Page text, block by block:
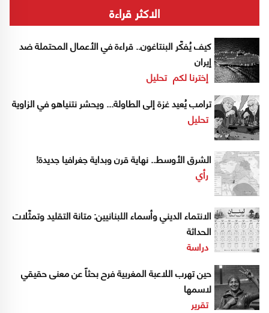
الاكثر قراءة
كيف يُفكّر البنتاغون.. قراءة في الأعمال المحتملة ضد
إيران
إخترنا لكم تحليل
ترامب يُعيد غزة إلى الطاولة... ويحشر نتنياهو في الزاوية
تحليل
الشرق الأوسط.. نهاية قرن وبداية جغرافيا جديدة!
رأي
الانتماء الديني وأسماء اللبنانيين: متانة التقليد وتمثّلات
الحداثة
دراسة
حين تهرب اللاعبة المغربية فرح بحثاً عن معنى حقيقي
لاسمها
تقرير